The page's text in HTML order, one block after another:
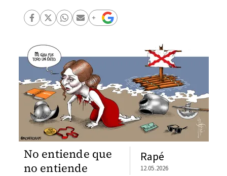
No entiende que
no entiende
Rapé
12.05.2026